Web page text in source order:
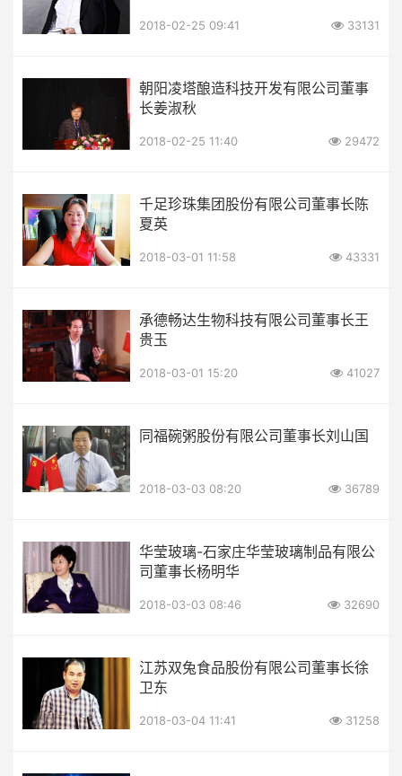
2018-02-25 09:41 33131
朝阳凌塔酿造科技开发有限公司董事
长姜淑秋
2018-02-25 11:40 29472
千足珍珠集团股份有限公司董事长陈
夏英
2018-03-01 11:58 43331
承德畅达生物科技有限公司董事长王
贵玉
2018-03-01 15:20 41027
同福碗粥股份有限公司董事长刘山国
2018-03-03 08:20 36789
华莹玻璃-石家庄华莹玻璃制品有限公
司董事长杨明华
2018-03-03 08:46 32690
江苏双兔食品股份有限公司董事长徐
卫东
2018-03-04 11:41 31258